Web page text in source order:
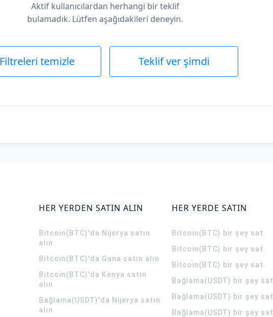
Aktif kullanıcılardan herhangi bir teklif
bulamadık. Lütfen aşağıdakileri deneyin.
Filtreleri temizle Teklif ver şimdi
HER YERDEN SATIN ALIN
Bitcoin(BTC)'da Nijerya satın
alın
Bitcoin(BTC)'da Gana satın alın
Bitcoin(BTC)'da Kenya satın
alın
Bağlama(USDT)'da Nijerya satın
alın
HER YERDE SATIN
Bitcoin(BTC) bir şey sat.
Bitcoin(BTC) bir şey sat.
Bitcoin(BTC) bir şey sat.
Bağlama(USDT) bir şey sat.
Bağlama(USDT) bir şey sat.
Bağlama(USDT) bir şey sat.